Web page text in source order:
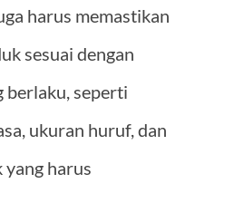
harus memastikan
sesuai dengan
berlaku, seperti
ukuran huruf, dan
harus